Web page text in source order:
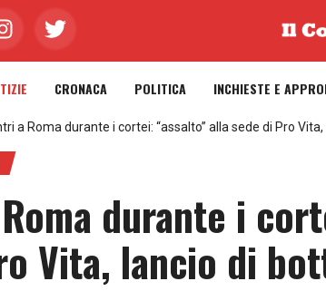
CRONACA POLITICA INCHIESTE E
a Roma durante i cortei: “assalto” alla sede di Pro
durante i
Vita, lancio di